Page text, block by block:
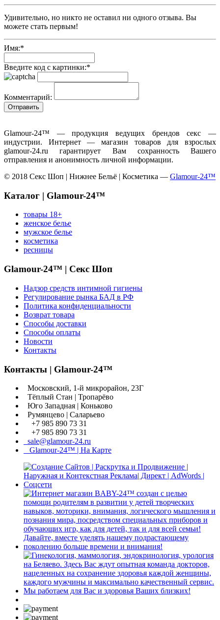
Удивительно, но никто не оставил ни одного отзыва. Вы
можете стать первым!
Имя:*
Введите код с картинки:*
Комментарий:
Glamour-24™ — продукция ведущих брендов секс —
индустрии. Интернет — магазин товаров для взрослых
glamour-24.ru гарантирует Вам сохранность Вашего
отправления и анонимность личной информации.
© 2018 Секс Шоп | Нижнее Бельё | Косметика — Glamour-24™
Каталог | Glamour-24™
товары 18+
женское белье
мужское белье
косметика
ресницы
Glamour-24™ | Секс Шоп
Надзор средств интимной гигиены
Регулирование рынка БАД в РФ
Политика конфиденциальности
Возврат товара
Способы доставки
Способы оплаты
Новости
Контакты
Контакты | Glamour-24™
Московский, 1-й микрорайон, 23Г
Тёплый Стан | Тропарёво
Юго Западная | Коньково
Румянцево | Саларьево
+7 985 890 73 31
+7 985 890 73 31
sale@glamour-24.ru
Glamour-24™ | На Карте